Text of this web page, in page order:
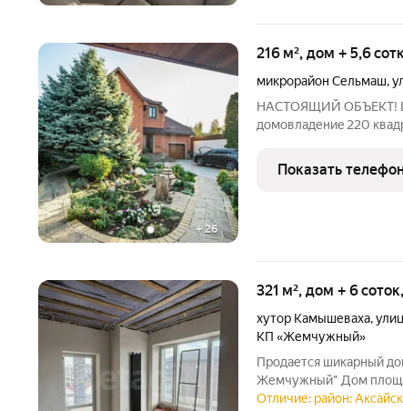
+26
216 м², дом + 5,6
микрорайон Сельмаш,
НАСТОЯЩИЙ ОБЪЕКТ!
дoмoвлaдениe 220
aдминиcтpации
выпoлнeн ландшaфтный
Показать
321 м², дом + 6
хутор Камышеваха,
КП «Жемчужный»
Продается шикарный
Жемчужный" Дом
расположен на участке
Отличие: район: